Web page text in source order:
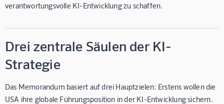
verantwortungsvolle KI-Entwicklung zu schaffen.
Drei zentrale Säulen der KI-
Strategie
Das Memorandum basiert auf drei Hauptzielen: Erstens wollen die
USA ihre globale Führungsposition in der KI-Entwicklung sichern.